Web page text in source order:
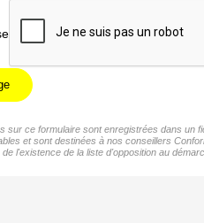
sur ce formulaire sont enregistrées dans un
et sont destinées à nos conseillers
l'existence de la liste d'opposition au